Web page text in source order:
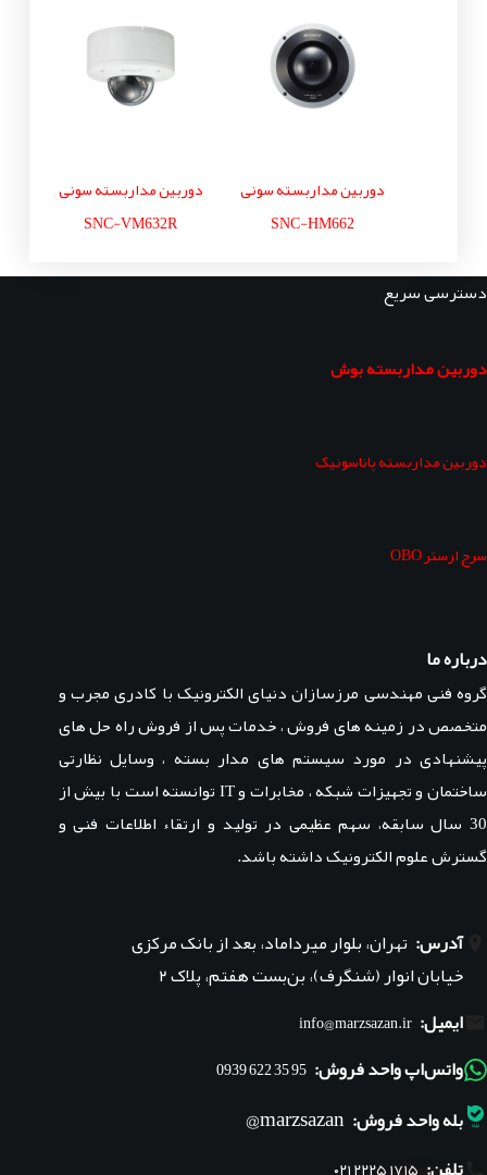
دوربین مداربسته سونی
SNC-HM662
دوربین مداربسته سونی
SNC-VM632R
دسترسی سریع
دوربین مداربسته بوش
دوربین مداربسته پاناسونیک
سرج ارستر OBO
درباره ما
گروه فنی مهندسی مرزسازان دنیای الکترونیک با کادری مجرب و
متخصص در زمینه های فروش ، خدمات پس از فروش راه حل های
پیشنهادی در مورد سیستم های مدار بسته ، وسایل نظارتی
ساختمان و تجهیزات شبکه ، مخابرات و IT توانسته است با بیش از
30 سال سابقه، سهم عظیمی در تولید و ارتقاء اطلاعات فنی و
گسترش علوم الکترونیک داشته باشد.
آدرس: تهران، بلوار میرداماد، بعد از بانک مرکزی
خیابان انوار (شنگرف)، بن‌بست هفتم، پلاک ۲
ایمیل: info@marzsazan.ir
واتس‌اپ واحد فروش: 95 35 622 0939
بله واحد فروش: marzsazan@